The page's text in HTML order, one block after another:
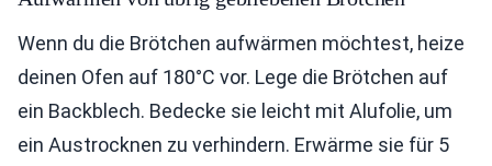
Wenn du die Brötchen aufwärmen möchtest, heize
deinen Ofen auf 180°C vor. Lege die Brötchen auf
ein Backblech. Bedecke sie leicht mit Alufolie, um
ein Austrocknen zu verhindern. Erwärme sie für 5